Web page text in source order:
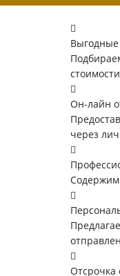
Выгодные
стоимости
Он-лайн
через
Содержим
Отсрочка